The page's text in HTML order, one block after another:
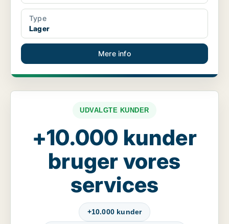
Type
Lager
Mere info
UDVALGTE KUNDER
+10.000 kunder
bruger vores
services
+10.000 kunder